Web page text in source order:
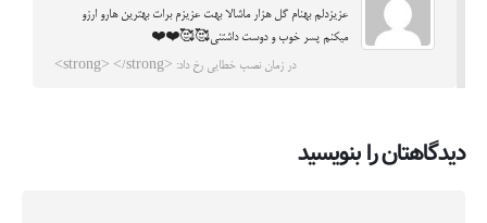
عزیزدلم بهنام گل هزار ماشالا بهت عزیزم برات بهترین هارو ارزو
میکنم پسر خوب و دوست داشتنی🥰🥰❤️❤️
در زمان نصب خطایی رخ داد: <strong> </strong>
دیدگاهتان را بنویسید